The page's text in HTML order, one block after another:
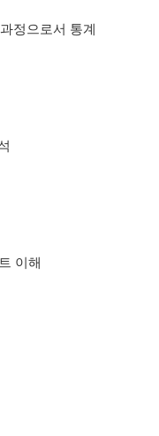
정으로서 통계
이해